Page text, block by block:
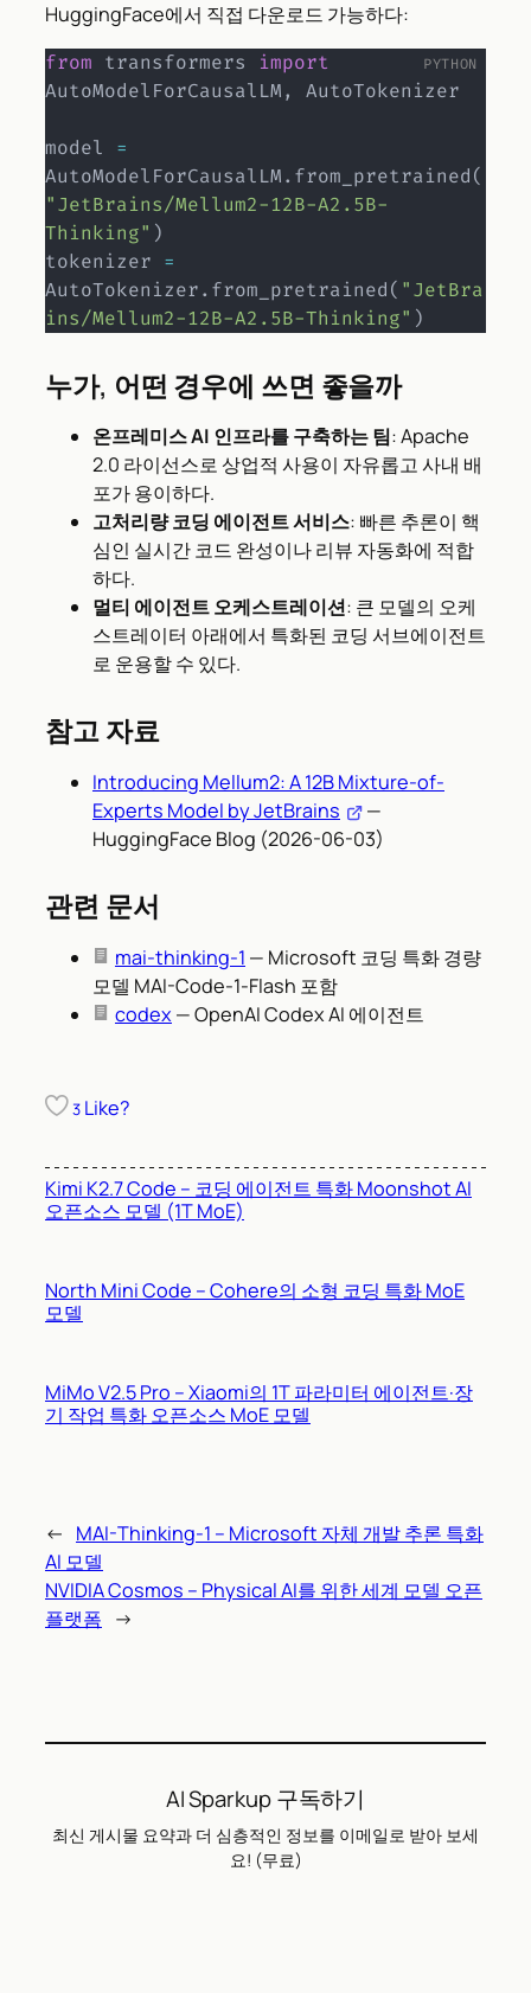
HuggingFace에서 직접 다운로드 가능하다:
from transformers import
AutoModelForCausalLM, AutoTokenizer
model =
AutoModelForCausalLM. from_pretrained(
"JetBrains/Mellum2-12B-A2.5B-
Thinking" )
tokenizer =
AutoTokenizer. from_pretrained( "JetBra
ins/Mellum2-12B-A2.5B-Thinking" )
누가, 어떤 경우에 쓰면 좋을까
온프레미스 AI 인프라를 구축하는 팀: Apache
2.0 라이선스로 상업적 사용이 자유롭고 사내 배
포가 용이하다.
고처리량 코딩 에이전트 서비스: 빠른 추론이 핵
심인 실시간 코드 완성이나 리뷰 자동화에 적합
하다.
멀티 에이전트 오케스트레이션: 큰 모델의 오케
스트레이터 아래에서 특화된 코딩 서브에이전트
로 운용할 수 있다.
참고 자료
Introducing Mellum2: A 12B Mixture-of-
Experts Model by JetBrains
—
HuggingFace Blog (2026-06-03)
관련 문서
mai-thinking-1 — Microsoft 코딩 특화 경량
모델 MAI-Code-1-Flash 포함
codex— OpenAI Codex AI 에이전트
3 Like?
Kimi K2.7 Code – 코딩 에이전트 특화 Moonshot AI
오픈소스 모델 (1T MoE)
North Mini Code – Cohere의 소형 코딩 특화 MoE
모델
MiMo V2.5 Pro – Xiaomi의 1T 파라미터 에이전트·장
기 작업 특화 오픈소스 MoE 모델
← MAI-Thinking-1 – Microsoft 자체 개발 추론 특화
AI 모델
NVIDIA Cosmos – Physical AI를 위한 세계 모델 오픈
플랫폼 →
AI Sparkup 구독하기
최신 게시물 요약과 더 심층적인 정보를 이메일로 받아 보세
요! (무료)